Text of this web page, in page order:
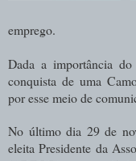
emprego.
Dada a importância
conquista de uma
por esse meio de
No último dia 29 de
eleita Presidente da